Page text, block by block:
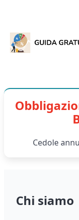
Cedole
Chi siamo